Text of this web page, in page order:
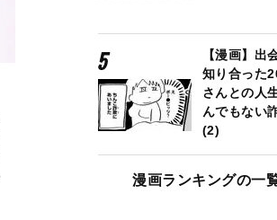
【漫画】出
知り合った
さんとの人
んでもない
(2)
漫画ランキングの一